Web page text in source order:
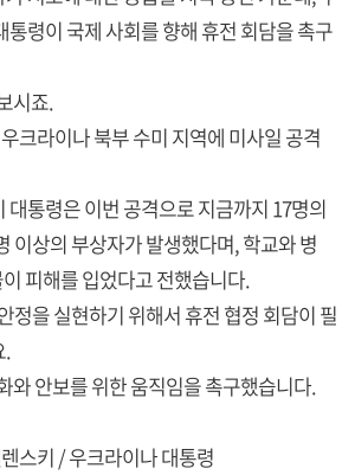
통령이 국제 사회를 향해 휴전 회담을 촉구
시죠.
크라이나 북부 수미 지역에 미사일 공격
대통령은 이번 공격으로 지금까지 17명의
이상의 부상자가 발생했다며, 학교와 병
피해를 입었다고 전했습니다.
정을 실현하기 위해서 휴전 협정 회담이 필
.
와 안보를 위한 움직임을 촉구했습니다.
스키 / 우크라이나 대통령